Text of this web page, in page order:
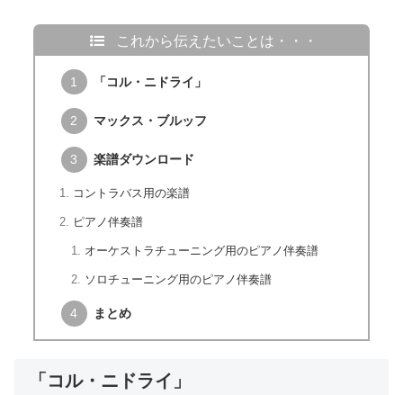
これから伝えたいことは・・・
「コル・ニドライ」
マックス・ブルッフ
楽譜ダウンロード
コントラバス用の楽譜
ピアノ伴奏譜
オーケストラチューニング用のピアノ伴奏譜
ソロチューニング用のピアノ伴奏譜
まとめ
「コル・ニドライ」